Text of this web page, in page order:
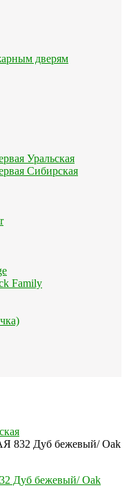
дверям
Уральская
Сибирская
Family
Дуб бежевый/ Oak